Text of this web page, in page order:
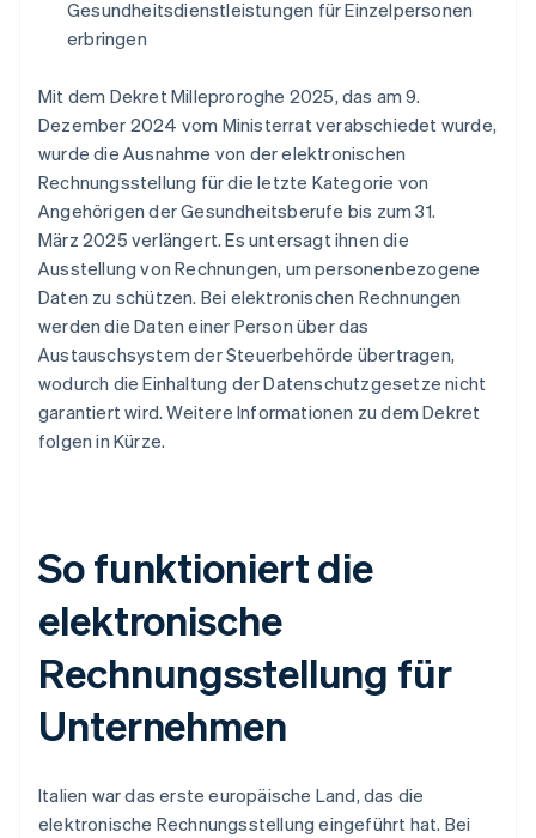
Gesundheitsdienstleistungen für Einzelpersonen
erbringen
Mit dem Dekret Milleproroghe 2025, das am 9.
Dezember 2024 vom Ministerrat verabschiedet wurde,
wurde die Ausnahme von der elektronischen
Rechnungsstellung für die letzte Kategorie von
Angehörigen der Gesundheitsberufe bis zum 31.
März 2025 verlängert. Es untersagt ihnen die
Ausstellung von Rechnungen, um personenbezogene
Daten zu schützen. Bei elektronischen Rechnungen
werden die Daten einer Person über das
Austauschsystem der Steuerbehörde übertragen,
wodurch die Einhaltung der Datenschutzgesetze nicht
garantiert wird. Weitere Informationen zu dem Dekret
folgen in Kürze.
So funktioniert die
elektronische
Rechnungsstellung für
Unternehmen
Italien war das erste europäische Land, das die
elektronische Rechnungsstellung eingeführt hat. Bei